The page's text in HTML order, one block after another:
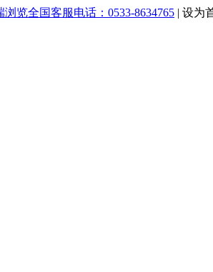
浏览全国客服电话：0533-8634765 | 设为